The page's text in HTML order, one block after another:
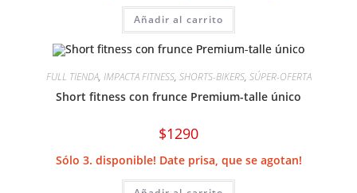
Añadir al carrito
FULL TIENDA, IMPACTA FITNESS, SHORTS-BIKERS, SÚPER-OFERTA
Short fitness con frunce Premium-talle único
$1290
Sólo 3. disponible! Date prisa, que se agotan!